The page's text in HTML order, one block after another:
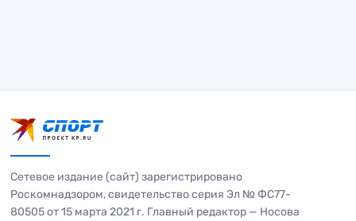
Сетевое издание (сайт) зарегистрировано
Роскомнадзором, свидетельство серия Эл № ФС77-
80505 от 15 марта 2021 г. Главный редактор — Носова